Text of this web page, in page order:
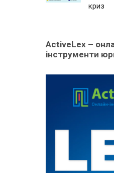
криз
ActiveLex –
інструменти